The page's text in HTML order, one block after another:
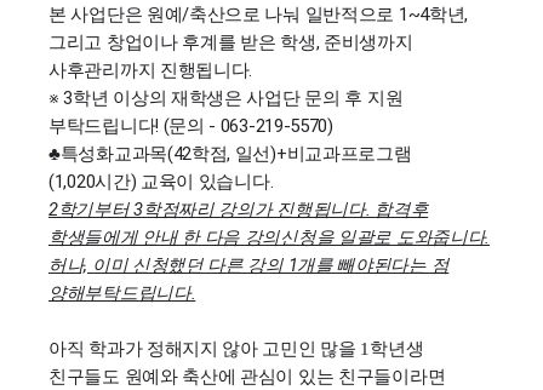
본 사업단은 원예/축산으로 나눠 일반적으로 1~4학년,
그리고 창업이나 후계를 받은 학생, 준비생까지
사후관리까지 진행됩니다.
※ 3학년 이상의 재학생은 사업단 문의 후 지원
부탁드립니다! (문의 - 063-219-5570)
♣특성화교과목(42학점, 일선)+비교과프로그램
(1,020시간) 교육이 있습니다.
2학기부터 3학점짜리 강의가 진행됩니다. 합격후
학생들에게 안내 한 다음 강의신청을 일괄로 도와줍니다.
허나, 이미 신청했던 다른 강의 1개를 빼야된다는 점
양해부탁드립니다.
아직 학과가 정해지지 않아 고민인 많을 1학년생
친구들도 원예와 축산에 관심이 있는 친구들이라면